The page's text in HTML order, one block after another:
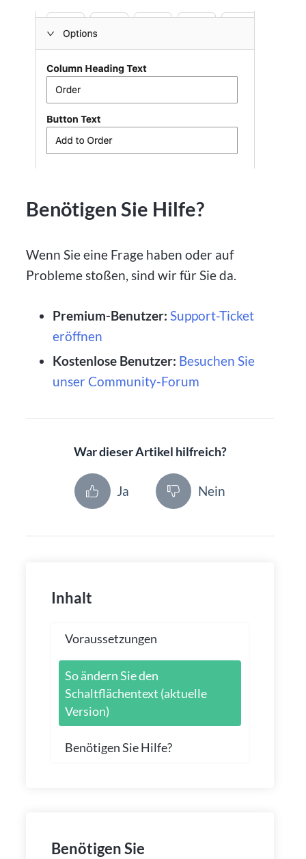
Benötigen Sie Hilfe?
Wenn Sie eine Frage haben oder auf
Probleme stoßen, sind wir für Sie da.
Premium-Benutzer: Support-Ticket
eröffnen
Kostenlose Benutzer: Besuchen Sie
unser Community-Forum
War dieser Artikel hilfreich?
Ja Nein
Inhalt
Voraussetzungen
So ändern Sie den
Schaltflächentext (aktuelle
Version)
Benötigen Sie Hilfe?
Benötigen Sie